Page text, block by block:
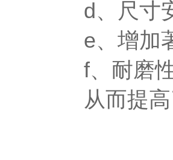
d、尺寸
e、增加
f、耐磨
从而提